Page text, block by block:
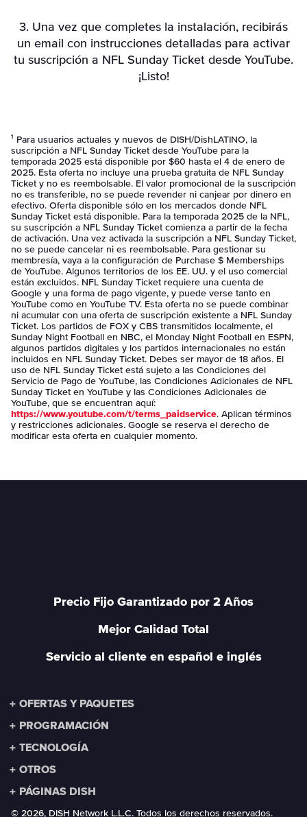
3. Una vez que completes la instalación, recibirás
un email con instrucciones detalladas para activar
tu suscripción a NFL Sunday Ticket desde YouTube.
¡Listo!
¹ Para usuarios actuales y nuevos de DISH/DishLATINO, la
suscripción a NFL Sunday Ticket desde YouTube para la
temporada 2025 está disponible por $60 hasta el 4 de enero de
2025. Esta oferta no incluye una prueba gratuita de NFL Sunday
Ticket y no es reembolsable. El valor promocional de la suscripción
no es transferible, no se puede revender ni canjear por dinero en
efectivo. Oferta disponible sólo en los mercados donde NFL
Sunday Ticket está disponible. Para la temporada 2025 de la NFL,
su suscripción a NFL Sunday Ticket comienza a partir de la fecha
de activación. Una vez activada la suscripción a NFL Sunday Ticket,
no se puede cancelar ni es reembolsable. Para gestionar su
membresía, vaya a la configuración de Purchase $ Memberships
de YouTube. Algunos territorios de los EE. UU. y el uso comercial
están excluidos. NFL Sunday Ticket requiere una cuenta de
Google y una forma de pago vigente, y puede verse tanto en
YouTube como en YouTube TV. Esta oferta no se puede combinar
ni acumular con una oferta de suscripción existente a NFL Sunday
Ticket. Los partidos de FOX y CBS transmitidos localmente, el
Sunday Night Football en NBC, el Monday Night Football en ESPN,
algunos partidos digitales y los partidos internacionales no están
incluidos en NFL Sunday Ticket. Debes ser mayor de 18 años. El
uso de NFL Sunday Ticket está sujeto a las Condiciones del
Servicio de Pago de YouTube, las Condiciones Adicionales de NFL
Sunday Ticket en YouTube y las Condiciones Adicionales de
YouTube, que se encuentran aquí:
https://www.youtube.com/t/terms_paidservice. Aplican términos
y restricciones adicionales. Google se reserva el derecho de
modificar esta oferta en cualquier momento.
Precio Fijo Garantizado por 2 Años
Mejor Calidad Total
Servicio al cliente en español e inglés
OFERTAS Y PAQUETES
Precio Fijo Garantizado por 2 años
Opción sin Contrato
Paquetes
Internet
PROGRAMACIÓN
Comparar canales por paquete
Inglés Para Todos
Contenido de Inglés Para Todos
Canales de Fútbol
Canales para Niños
TECNOLOGÍA
Instalación
FÚTBOL360° ™
DVR Inteligente Hopper 3®
OTROS
Quiénes somos
Por qué DishLATINO
PÁGINAS DISH
MyDISH
© 2026, DISH Network L.L.C. Todos los derechos reservados.